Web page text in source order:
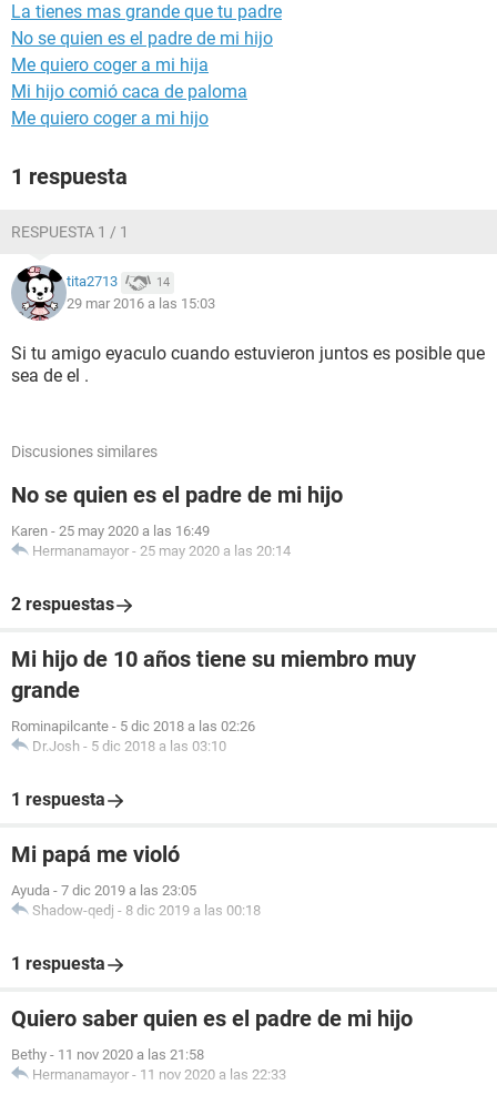
La tienes mas grande que tu padre
No se quien es el padre de mi hijo
Me quiero coger a mi hija
Mi hijo comió caca de paloma
Me quiero coger a mi hijo
1 respuesta
RESPUESTA 1 / 1
tita2713 14
29 mar 2016 a las 15:03
Si tu amigo eyaculo cuando estuvieron juntos es posible que
sea de el .
Discusiones similares
No se quien es el padre de mi hijo
Karen - 25 may 2020 a las 16:49
Hermanamayor - 25 may 2020 a las 20:14
2 respuestas
Mi hijo de 10 años tiene su miembro muy
grande
Rominapilcante - 5 dic 2018 a las 02:26
Dr.Josh - 5 dic 2018 a las 03:10
1 respuesta
Mi papá me violó
Ayuda - 7 dic 2019 a las 23:05
Shadow-qedj - 8 dic 2019 a las 00:18
1 respuesta
Quiero saber quien es el padre de mi hijo
Bethy - 11 nov 2020 a las 21:58
Hermanamayor - 11 nov 2020 a las 22:33